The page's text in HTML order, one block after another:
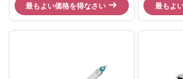
長
最もよい価格を得なさい
ッチND
最もよ